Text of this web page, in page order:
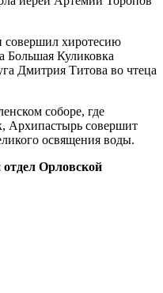
совершил хиротесию
Большая Куликовка
Дмитрия Титова во чтеца
соборе, где
Архипастырь совершит
освящения воды.
Орловской